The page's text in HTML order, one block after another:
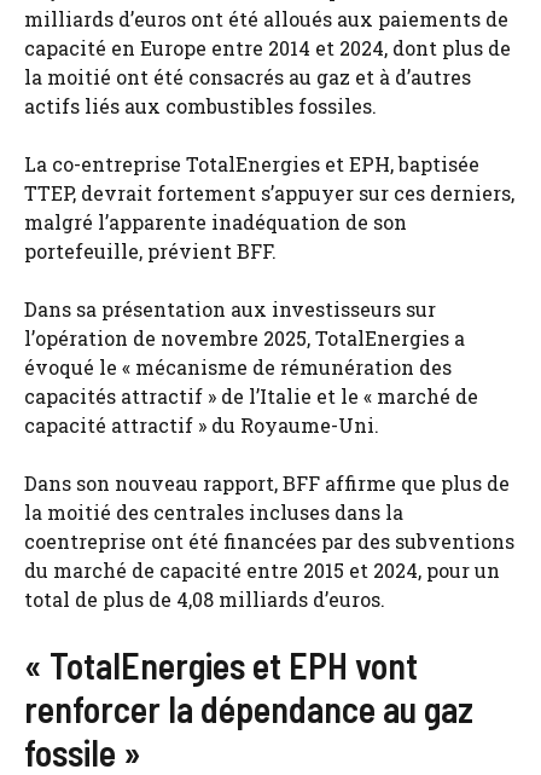
milliards d’euros ont été alloués aux paiements de
capacité en Europe entre 2014 et 2024, dont plus de
la moitié ont été consacrés au gaz et à d’autres
actifs liés aux combustibles fossiles.
La co-entreprise TotalEnergies et EPH, baptisée
TTEP, devrait fortement s’appuyer sur ces derniers,
malgré l’apparente inadéquation de son
portefeuille, prévient BFF.
Dans sa présentation aux investisseurs sur
l’opération de novembre 2025, TotalEnergies a
évoqué le « mécanisme de rémunération des
capacités attractif » de l’Italie et le « marché de
capacité attractif » du Royaume-Uni.
Dans son nouveau rapport, BFF affirme que plus de
la moitié des centrales incluses dans la
coentreprise ont été financées par des subventions
du marché de capacité entre 2015 et 2024, pour un
total de plus de 4,08 milliards d’euros.
« TotalEnergies et EPH vont
renforcer la dépendance au gaz
fossile »